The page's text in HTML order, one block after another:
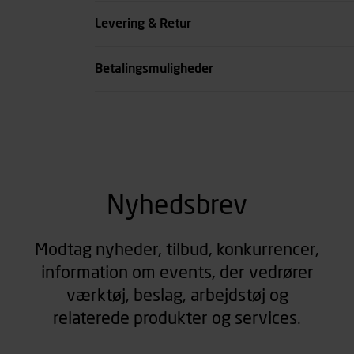
Levering & Retur
Betalingsmuligheder
Nyhedsbrev
Modtag nyheder, tilbud, konkurrencer,
information om events, der vedrører
værktøj, beslag, arbejdstøj og
relaterede produkter og services.